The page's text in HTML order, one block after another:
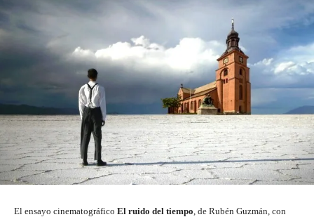
El ensayo cinematográfico El ruido del tiempo , de Rubén Guzmán, con